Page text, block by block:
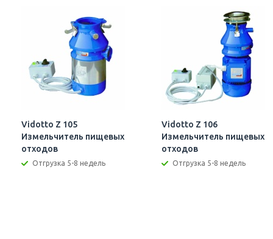
Vidotto Z 105
Измельчитель пищевых
отходов
Отгрузка 5-8 недель
Vidotto Z 106
Измельчитель пищевых
отходов
Отгрузка 5-8 недель